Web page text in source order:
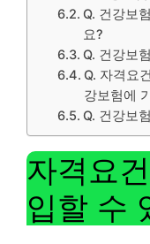
Q. 건강보
요?
Q. 건강보
Q. 자격요
강보험에
Q. 건강보
자격요
입할 수